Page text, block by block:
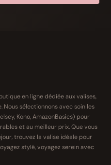
en ligne dédiée aux valises,
Nous sélectionnons avec soin les
Kono, AmazonBasics) pour
et au meilleur prix. Que vous
trouvez la valise idéale pour
stylé, voyagez serein avec